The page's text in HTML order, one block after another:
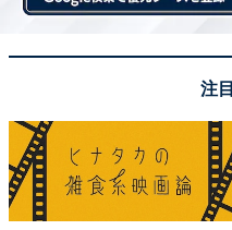
四方木不動の滝（画像出典：千葉
鴨川市北部の清澄山麓、
注